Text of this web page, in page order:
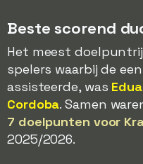
Beste scorend
Het meest
spelers waarbij de
assisteerde, was
Cordoba. Samen
7 doelpunten voor
2025/2026.